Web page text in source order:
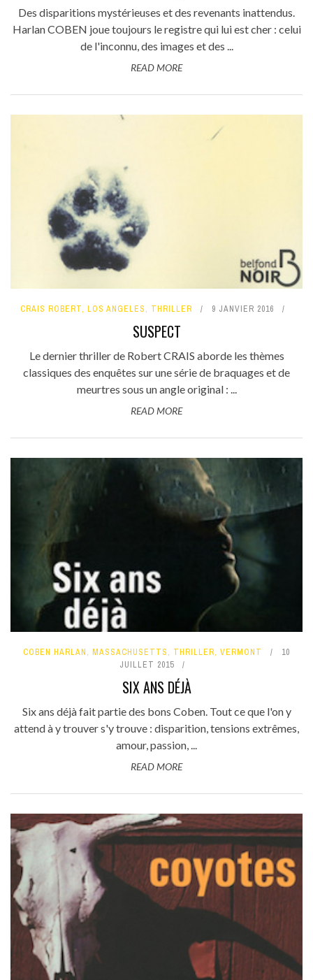
Des disparitions mystérieuses et des revenants inattendus.
Harlan COBEN joue toujours le registre qui lui est cher : celui
de l'inconnu, des images et des ...
READ MORE
CRAIS ROBERT, LOS ANGELES, THRILLER 9 JANVIER 2016
SUSPECT
Le dernier thriller de Robert CRAIS aborde les thèmes
classiques des enquêtes sur une série de braquages et de
meurtres sous un angle original : ...
READ MORE
COBEN HARLAN, MASSACHUSETTS, THRILLER, VERMONT
10
JUILLET 2015
SIX ANS DÉJÀ
Six ans déjà fait partie des bons Coben. Tout ce que l'on y
attend à y trouver s'y trouve : disparition, tensions extrêmes,
amour, passion, ...
READ MORE